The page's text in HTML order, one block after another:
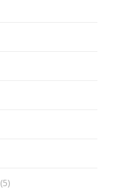
(5)